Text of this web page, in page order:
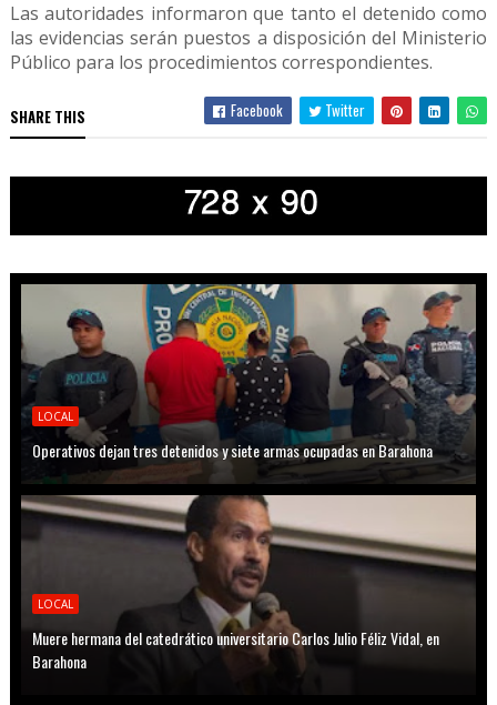
Las autoridades informaron que tanto el detenido como
las evidencias serán puestos a disposición del Ministerio
Público para los procedimientos correspondientes.
SHARE THIS Facebook Twitter
LOCAL
Operativos dejan tres detenidos y siete armas ocupadas en Barahona
LOCAL
Muere hermana del catedrático universitario Carlos Julio Féliz Vidal, en
Barahona